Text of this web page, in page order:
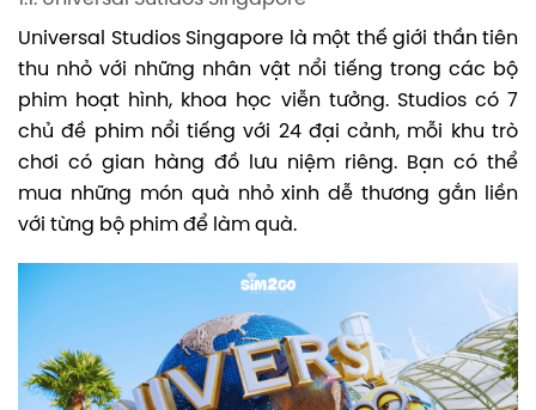
Universal Studios Singapore là một thế giới thần tiên
thu nhỏ với những nhân vật nổi tiếng trong các bộ
phim hoạt hình, khoa học viễn tưởng. Studios có 7
chủ đề phim nổi tiếng với 24 đại cảnh, mỗi khu trò
chơi có gian hàng đồ lưu niệm riêng. Bạn có thể
mua những món quà nhỏ xinh dễ thương gắn liền
với từng bộ phim để làm quà.